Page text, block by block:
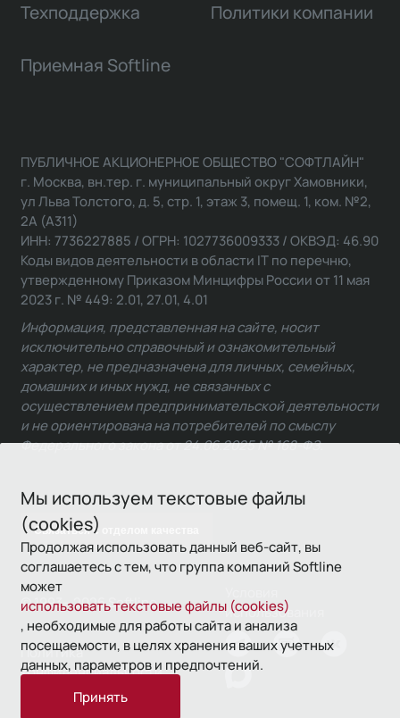
Мы используем текстовые файлы
(cookies)
Продолжая использовать данный веб-сайт, вы
соглашаетесь с тем, что группа компаний Softline
может
использовать текстовые файлы (cookies)
, необходимые для работы сайта и анализа
посещаемости, в целях хранения ваших учетных
данных, параметров и предпочтений.
Принять
Техподдержка Политики компании
Приемная Softline
Связаться с отделом качества
ПУБЛИЧНОЕ АКЦИОНЕРНОЕ ОБЩЕСТВО "СОФТЛАЙН"
г. Москва, вн.тер. г. муниципальный округ Хамовники,
ул Льва Толстого, д. 5, стр. 1, этаж 3, помещ. 1, ком. №2,
2А (А311)
ИНН: 7736227885 / ОГРН: 1027736009333 / ОКВЭД: 46.90
Коды видов деятельности в области IT по перечню,
утвержденному Приказом Минцифры России от 11 мая
2023 г. № 449: 2.01, 27.01, 4.01
Информация, представленная на сайте, носит
исключительно справочный и ознакомительный
характер, не предназначена для личных, семейных,
домашних и иных нужд, не связанных с
осуществлением предпринимательской деятельности
и не ориентирована на потребителей по смыслу
Федерального закона от 24.06.2025 № 168-ФЗ.
© 1993—2026 Softline
использования
Политика
конфиденциальности